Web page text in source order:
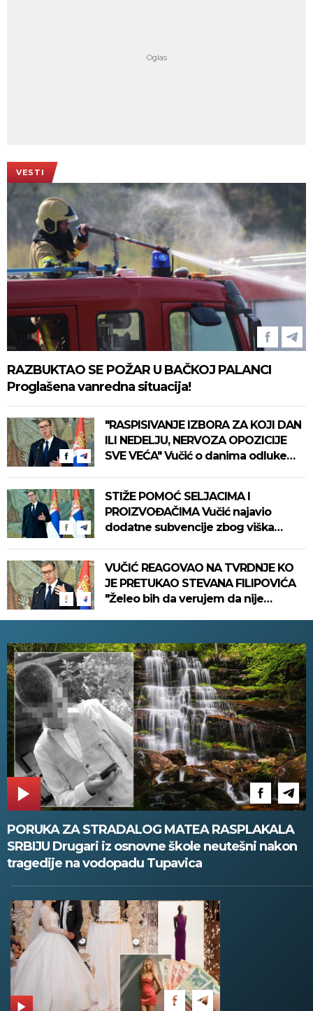
VESTI
RAZBUKTAO SE POŽAR U BAČKOJ PALANCI
Proglašena vanredna situacija!
"RASPISIVANJE IZBORA ZA KOJI DAN
ILI NEDELJU, NERVOZA OPOZICIJE
SVE VEĆA" Vučić o danima odluke
STIŽE POMOĆ SELJACIMA I
PROIZVOĐAČIMA Vučić najavio
dodatne subvencije zbog viška
VUČIĆ REAGOVAO NA TVRDNJE KO
JE PRETUKAO STEVANA FILIPOVIĆA
"Želeo bih da verujem da nije
PORUKA ZA STRADALOG MATEA RASPLAKALA
SRBIJU Drugari iz osnovne škole neutešni nakon
tragedije na vodopadu Tupavica